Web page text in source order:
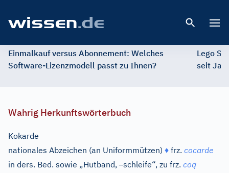
Einmalkauf versus Abonnement: Welches
Software-Lizenzmodell passt zu Ihnen?
Lego
seit
Wahrig Herkunftswörterbuch
Kokarde
nationales Abzeichen (an Uniformmützen) ♦ frz. cocarde
in ders. Bed. sowie „Hutband,–schleife“, zu frz. coq